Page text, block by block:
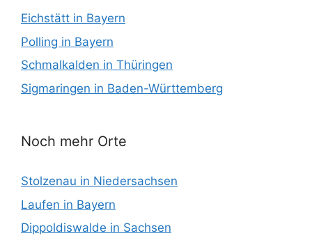
Eichstätt in Bayern
Polling in Bayern
Schmalkalden in Thüringen
Sigmaringen in Baden-Württemberg
Noch mehr Orte
Stolzenau in Niedersachsen
Laufen in Bayern
Dippoldiswalde in Sachsen